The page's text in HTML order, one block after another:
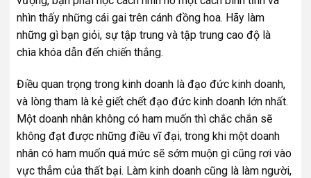
nhìn thấy những cái gai trên cánh đồng hoa. Hãy làm
những gì bạn giỏi, sự tập trung và tập trung cao độ là
chìa khóa dẫn đến chiến thắng.
Điều quan trọng trong kinh doanh là đạo đức kinh doanh,
và lòng tham là kẻ giết chết đạo đức kinh doanh lớn nhất.
Một doanh nhân không có ham muốn thì chắc chắn sẽ
không đạt được những điều vĩ đại, trong khi một doanh
nhân có ham muốn quá mức sẽ sớm muộn gì cũng rơi vào
vực thẳm của thất bại. Làm kinh doanh cũng là làm người,